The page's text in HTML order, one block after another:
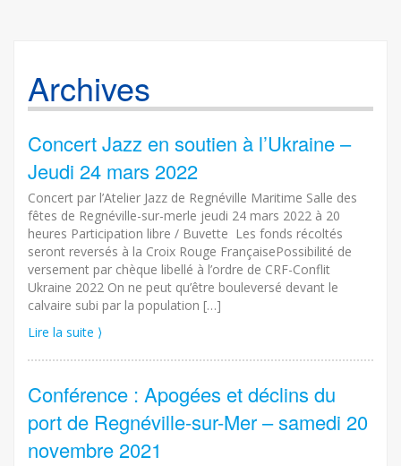
Archives
Concert Jazz en soutien à l’Ukraine –
Jeudi 24 mars 2022
Concert par l’Atelier Jazz de Regnéville Maritime Salle des
fêtes de Regnéville-sur-merle jeudi 24 mars 2022 à 20
heures Participation libre / Buvette Les fonds récoltés
seront reversés à la Croix Rouge FrançaisePossibilité de
versement par chèque libellé à l’ordre de CRF-Conflit
Ukraine 2022 On ne peut qu’être bouleversé devant le
calvaire subi par la population […]
Lire la suite ⟩
Conférence : Apogées et déclins du
port de Regnéville-sur-Mer – samedi 20
novembre 2021